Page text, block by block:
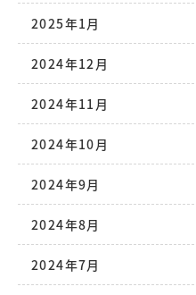
2025年1月
2024年12月
2024年11月
2024年10月
2024年9月
2024年8月
2024年7月